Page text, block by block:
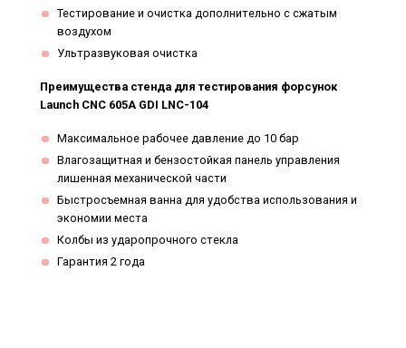
Тестирование и очистка дополнительно с сжатым
воздухом
Ультразвуковая очистка
Преимущества стенда для тестирования форсунок
Launch CNC 605A GDI LNC-104
Максимальное рабочее давление до 10 бар
Влагозащитная и бензостойкая панель управления
лишенная механической части
Быстросъемная ванна для удобства использования и
экономии места
Колбы из ударопрочного стекла
Гарантия 2 года